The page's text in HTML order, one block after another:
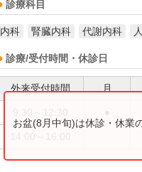
診療科目
内科 腎臓内科 代謝内科
診療/受付時間・休診日
外来受付時間 月
お盆(8月中旬)は休診・休業